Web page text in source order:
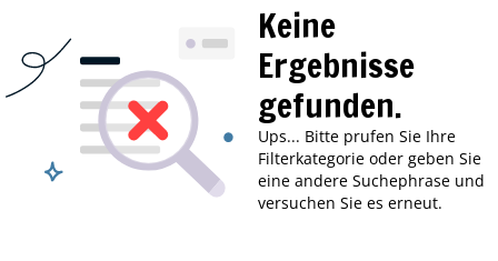
Keine
Ergebnisse
gefunden.
Ups... Bitte prufen Sie Ihre
Filterkategorie oder geben Sie
eine andere Suchephrase und
versuchen Sie es erneut.